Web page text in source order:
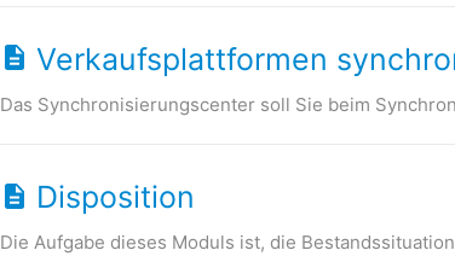
Verkaufsplattformen
Das Synchronisierungscenter soll Sie beim
Disposition
Die Aufgabe dieses Moduls ist, die